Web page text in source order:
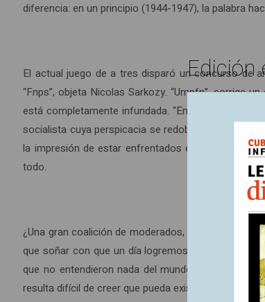
diferencia: en un principio (1944-1947), la palabra
El actual juego de a tres disparó un concurso de
“Fnps”, objeta Nicolas Sarkozy. “Umpfn”, corrige
está completamente infundada. “En materia
socialista cuya perspicacia se redobló luego de
la impresión de estar enfrentados en Francia,
todo.
¿Una gran coalición de moderados, como en
que soñar con que un día logremos cortar ambos
que no entendieron nada del mundo” (6). Entre
resulta difícil de creer que pueda existir un
Edición